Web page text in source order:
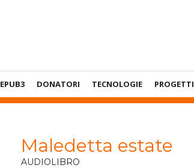
EPUB3 DONATORI TECNOLOGIE PROGETTI
Maledetta estate
AUDIOLIBRO